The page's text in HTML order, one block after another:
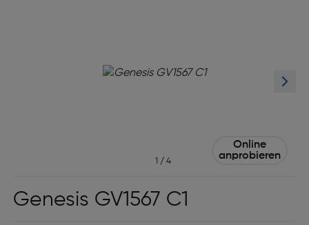
1 / 4
Online
anprobieren
Genesis GV1567 C1